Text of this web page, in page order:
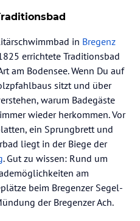
in Bregenz
errichtete Traditionsbad
am Bodensee. Wenn Du auf
sitzt und über
warum Badegäste
wieder herkommen. Vor
ein Sprungbrett und
liegt in der Biege der
. Gut zu wissen: Rund um
am
beim Bregenzer Segel-
der Bregenzer Ach.